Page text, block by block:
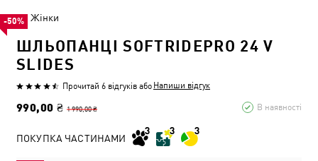
Жінки
ШЛЬОПАНЦІ SOFTRIDEPRO 24 V
SLIDES
Прочитай 6 відгуків або Напиши відгук
990,00 ₴ 1 990,00 ₴ В наявності
-50%
ПОКУПКА ЧАСТИНАМИ